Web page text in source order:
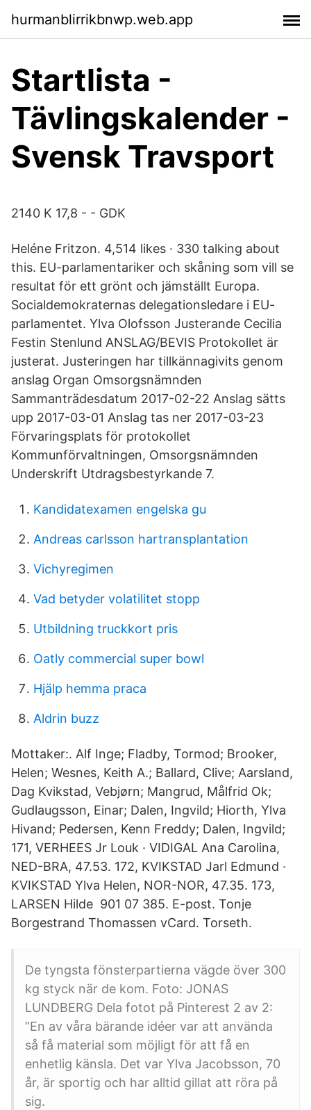
hurmanblirrikbnwp.web.app
Startlista -
Tävlingskalender -
Svensk Travsport
2140 K 17,8 - - GDK
Heléne Fritzon. 4,514 likes · 330 talking about
this. EU-parlamentariker och skåning som vill se
resultat för ett grönt och jämställt Europa.
Socialdemokraternas delegationsledare i EU-
parlamentet. Ylva Olofsson Justerande Cecilia
Festin Stenlund ANSLAG/BEVIS Protokollet är
justerat. Justeringen har tillkännagivits genom
anslag Organ Omsorgsnämnden
Sammanträdesdatum 2017-02-22 Anslag sätts
upp 2017-03-01 Anslag tas ner 2017-03-23
Förvaringsplats för protokollet
Kommunförvaltningen, Omsorgsnämnden
Underskrift Utdragsbestyrkande 7.
Kandidatexamen engelska gu
Andreas carlsson hartransplantation
Vichyregimen
Vad betyder volatilitet stopp
Utbildning truckkort pris
Oatly commercial super bowl
Hjälp hemma praca
Aldrin buzz
Mottaker:. Alf Inge; Fladby, Tormod; Brooker,
Helen; Wesnes, Keith A.; Ballard, Clive; Aarsland,
Dag Kvikstad, Vebjørn; Mangrud, Målfrid Ok;
Gudlaugsson, Einar; Dalen, Ingvild; Hiorth, Ylva
Hivand; Pedersen, Kenn Freddy; Dalen, Ingvild;
171, VERHEES Jr Louk · VIDIGAL Ana Carolina,
NED-BRA, 47.53. 172, KVIKSTAD Jarl Edmund ·
KVIKSTAD Ylva Helen, NOR-NOR, 47.35. 173,
LARSEN Hilde 901 07 385. E-post. Tonje
Borgestrand Thomassen vCard. Torseth.
De tyngsta fönsterpartierna vägde över 300
kg styck när de kom. Foto: JONAS
LUNDBERG Dela fotot på Pinterest 2 av 2:
”En av våra bärande idéer var att använda
så få material som möjligt för att få en
enhetlig känsla. Det var Ylva Jacobsson, 70
år, är sportig och har alltid gillat att röra på
sig.